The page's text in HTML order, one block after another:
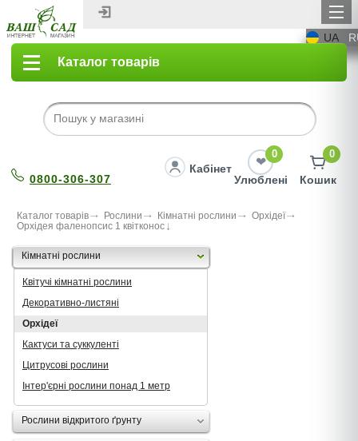
UA
Каталог товарів
0800-306-307
Кабінет
0
Улюблені
0
Кошик
Каталог товарів Рослини Кімнатні рослини
Орхідеї
Орхідея фаленопсис 1 квітконос
Кімнатні рослини
Квітучі кімнатні рослини
Декоративно-листяні
Орхідеї
Кактуси та суккуленті
Цитрусові рослини
Інтер'єрні рослини понад 1 метр
Рослини відкритого ґрунту